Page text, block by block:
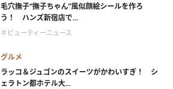
毛穴撫子“撫子ちゃん”風似顔絵シールを作ろ
う！ ハンズ新宿店で...
＃ビューティーニュース
グルメ
ラッコ＆ジュゴンのスイーツがかわいすぎ！ シ
ェラトン都ホテル大...